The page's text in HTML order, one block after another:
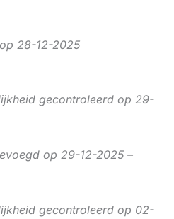
28-12-2025
gecontroleerd op 29-
op 29-12-2025 –
gecontroleerd op 02-